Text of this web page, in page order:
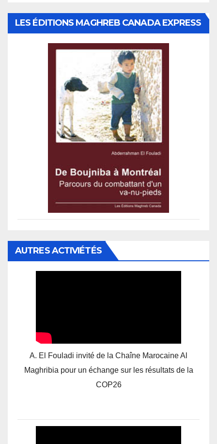
LES ÉDITIONS MAGHREB CANADA EXPRESS
AUTRES ACTIVIÉTÉS
A. El Fouladi invité de la Chaîne Marocaine Al
Maghribia pour un échange sur les résultats de la
COP26